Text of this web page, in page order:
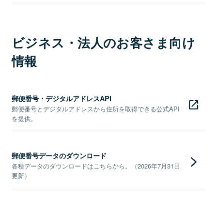
ビジネス・法人のお客さま向け
情報
郵便番号・デジタルアドレスAPI
郵便番号とデジタルアドレスから住所を取得できる公式API
を提供。
郵便番号データのダウンロード
各種データのダウンロードはこちらから。（2026年7月31日
更新）